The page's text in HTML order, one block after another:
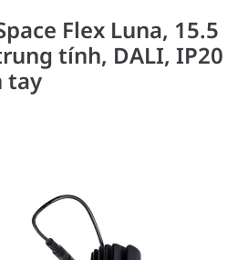
Flex Luna, 15.5
tính, DALI, IP20
tay